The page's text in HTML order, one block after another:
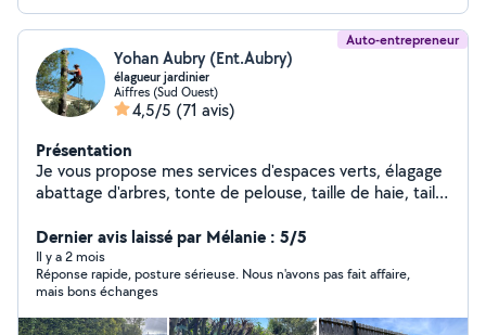
Auto-entrepreneur
Yohan Aubry (Ent.Aubry)
élagueur jardinier
Aiffres (Sud Ouest)
4,5/5 (71 avis)
Présentation
Je vous propose mes services d'espaces verts, élagage
abattage d'arbres, tonte de pelouse, taille de haie, taille
paysagers terrassement et petite maçonnerie en tout
genre possibilité de location de bennes, enlèvement
des végétaux et déchets bois pierre encombrants ect
délais d'intervention rapide un coup de vent un orage
pas de soucis intervention urgente
Dernier avis laissé par Mélanie : 5/5
Il y a 2 mois
Réponse rapide, posture sérieuse. Nous n'avons pas fait affaire,
mais bons échanges